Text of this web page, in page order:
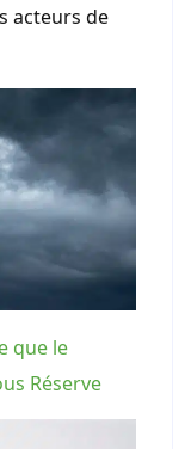
acteurs de
que le
Réserve